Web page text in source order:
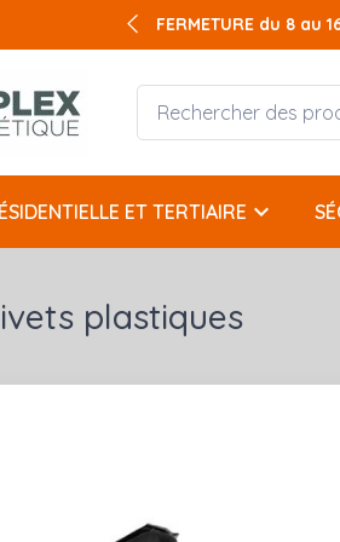
FERMETURE du 8
FERMETURE du 8
ET TERTIAIRE keyboard_arrow_down
plastiques